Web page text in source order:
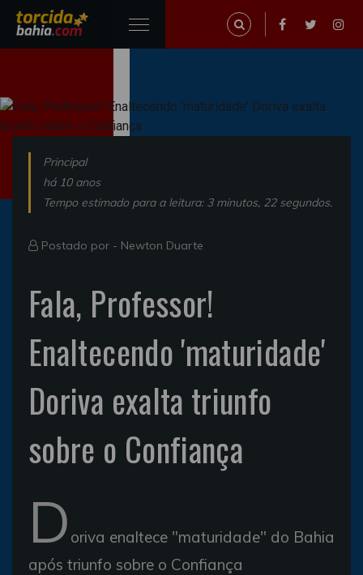
Principal
há 10 anos
Tempo estimado para a leitura: 3 minutos, 22 segundos.
Postado por - Newton Duarte
Fala, Professor!
Enaltecendo 'maturidade'
Doriva exalta triunfo
sobre o Confiança
D oriva enaltece "maturidade" do Bahia
após triunfo sobre o Confiança